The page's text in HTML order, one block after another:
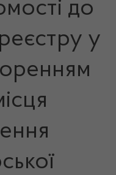
до
у